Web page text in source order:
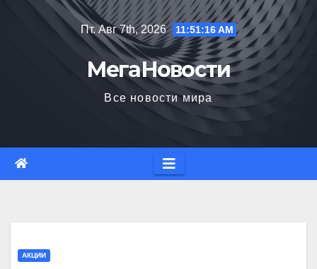
Пт. Авг 7th, 2026 11:51:18 AM
МегаНовости
Все новости мира
АКЦИИ